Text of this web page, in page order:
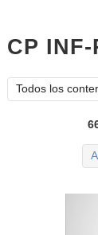
CP INF-
Todos los